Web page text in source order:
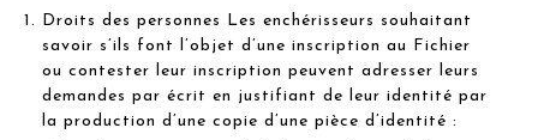
Droits des personnes Les enchérisseurs souhaitant
savoir s’ils font l’objet d’une inscription au Fichier
ou contester leur inscription peuvent adresser leurs
demandes par écrit en justifiant de leur identité par
la production d’une copie d’une pièce d’identité :